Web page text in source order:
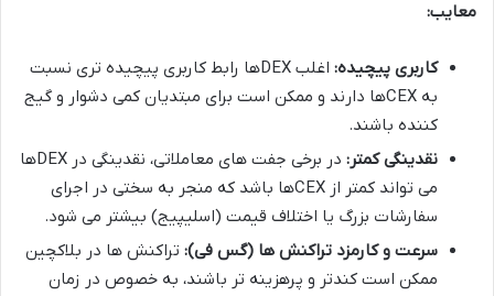
معایب:
کاربری پیچیده:
اغلب DEXها رابط کاربری پیچیده تری نسبت
به CEXها دارند و ممکن است برای مبتدیان کمی دشوار و گیج
کننده باشند.
نقدینگی کمتر:
در برخی جفت های معاملاتی، نقدینگی در DEXها
می تواند کمتر از CEXها باشد که منجر به سختی در اجرای
سفارشات بزرگ یا اختلاف قیمت (اسلیپیج) بیشتر می شود.
سرعت و کارمزد تراکنش ها (گس فی): تراکنش ها در بلاکچین
ممکن است کندتر و پرهزینه تر باشند، به خصوص در زمان